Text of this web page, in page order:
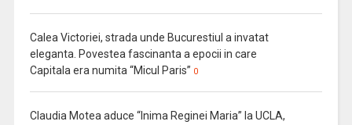
Calea Victoriei, strada unde Bucurestiul a invatat
eleganta. Povestea fascinanta a epocii in care
Capitala era numita “Micul Paris” 0
Claudia Motea aduce “Inima Reginei Maria” la UCLA,